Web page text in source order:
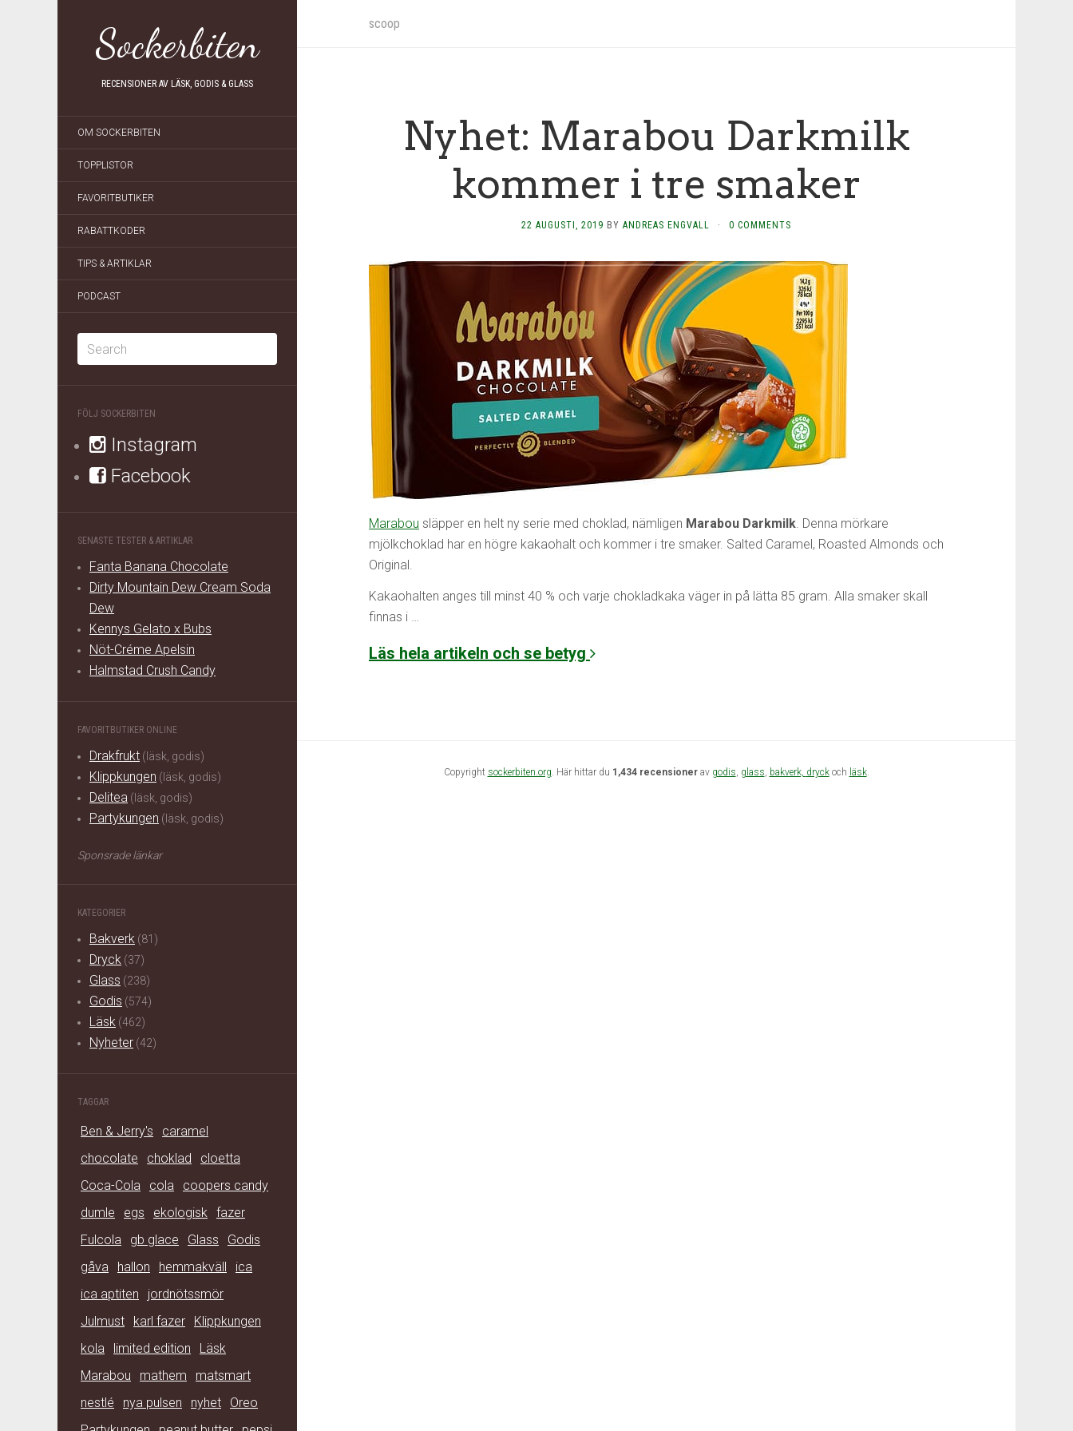
Sockerbiten
RECENSIONER AV LÄSK, GODIS & GLASS
OM SOCKERBITEN
TOPPLISTOR
FAVORITBUTIKER
RABATTKODER
TIPS & ARTIKLAR
PODCAST
FÖLJ SOCKERBITEN
Instagram
Facebook
SENASTE TESTER & ARTIKLAR
Fanta Banana Chocolate
Dirty Mountain Dew Cream Soda
Dew
Kennys Gelato x Bubs
Nöt-Créme Apelsin
Halmstad Crush Candy
FAVORITBUTIKER ONLINE
Drakfrukt (läsk, godis)
Klippkungen (läsk, godis)
Delitea (läsk, godis)
Partykungen (läsk, godis)
Sponsrade länkar
KATEGORIER
Bakverk (81)
Dryck (37)
Glass (238)
Godis (574)
Läsk (462)
Nyheter (42)
TAGGAR
Ben & Jerry's
caramel
chocolate
choklad
cloetta
Coca-Cola
cola
coopers candy
dumle
egs ekologisk fazer
Fulcola
gb glace Glass
Godis
gåva
hallon hemmakväll
ica
ica aptiten
jordnötssmör
Julmust
karl fazer
Klippkungen
kola
limited edition
Läsk
Marabou
mathem
matsmart
nestlé
nya pulsen nyhet
Oreo
scoop
Nyhet: Marabou Darkmilk
kommer i tre smaker
22 AUGUSTI, 2019 BY ANDREAS ENGVALL · 0 COMMENTS
Marabou släpper en helt ny serie med choklad, nämligen Marabou Darkmilk. Denna mörkare
mjölkchoklad har en högre kakaohalt och kommer i tre smaker. Salted Caramel, Roasted Almonds och
Original.
Kakaohalten anges till minst 40 % och varje chokladkaka väger in på lätta 85 gram. Alla smaker skall
finnas i …
Läs hela artikeln och se betyg
Copyright sockerbiten.org. Här hittar du 1,434 recensionerav godis, glass, bakverk, dryckoch läsk.